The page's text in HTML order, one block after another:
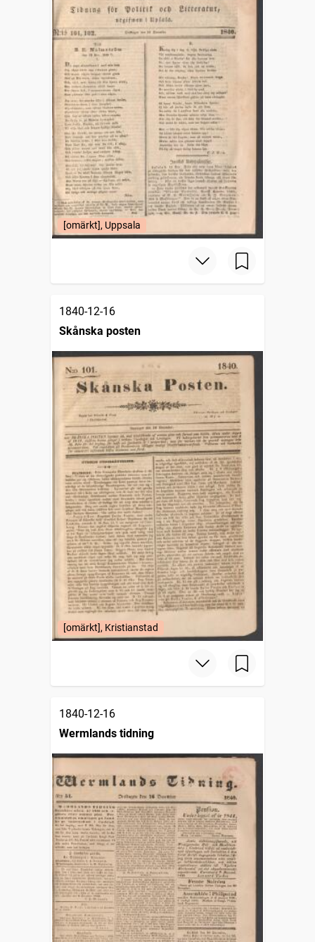
[omärkt], Uppsala
1840-12-16
Skånska posten
[omärkt], Kristianstad
1840-12-16
Wermlands tidning